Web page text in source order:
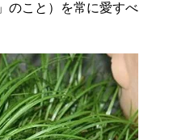
のこと）を常に愛すべ